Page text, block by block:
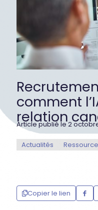
comment
relation
Article publié le 2
Actualités
Copier le lien